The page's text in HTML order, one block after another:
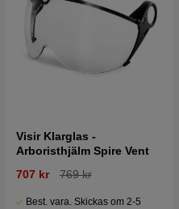
Visir Klarglas -
Arboristhjälm Spire Vent
707 kr
769 kr
Best. vara. Skickas om 2-5